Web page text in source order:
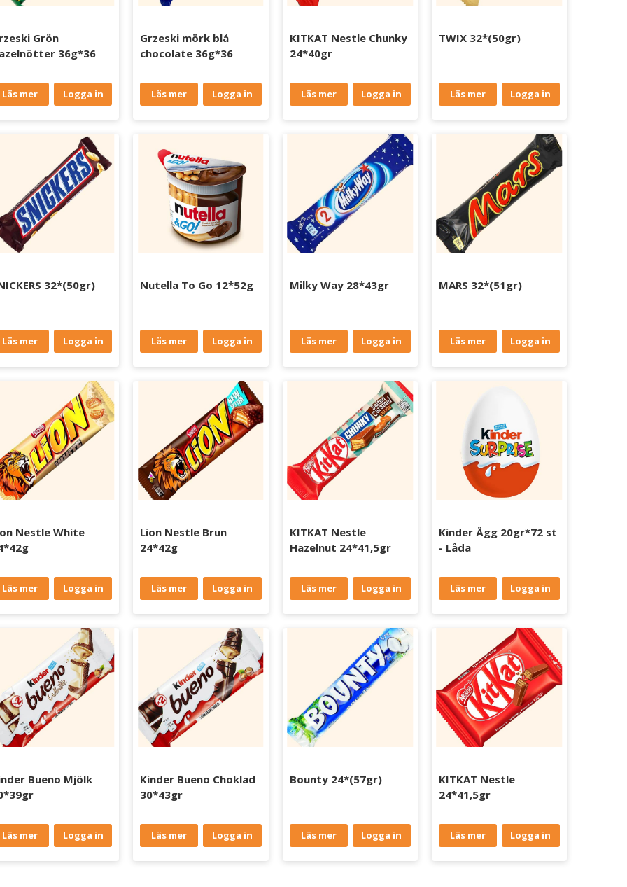
Grön
36g*36
Läs mer Logga in
Grzeski mörk blå
chocolate 36g*36
Läs mer Logga in
KITKAT Nestle Chunky
24*40gr
Läs mer Logga in
TWIX 32*(50gr)
Läs mer Logga in
32*(50gr)
Läs mer Logga in
Nutella To Go 12*52g
Läs mer Logga in
Milky Way 28*43gr
Läs mer Logga in
MARS 32*(51gr)
Läs mer Logga in
Nestle White
Läs mer Logga in
Lion Nestle Brun
24*42g
Läs mer Logga in
KITKAT Nestle
Hazelnut 24*41,5gr
Läs mer Logga in
Kinder Ägg 20gr*72 st
- Låda
Läs mer Logga in
Bueno Mjölk
Läs mer Logga in
Kinder Bueno Choklad
30*43gr
Läs mer Logga in
Bounty 24*(57gr)
Läs mer Logga in
KITKAT Nestle
24*41,5gr
Läs mer Logga in